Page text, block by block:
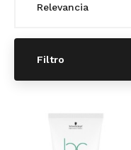
Relevancia
Filtro